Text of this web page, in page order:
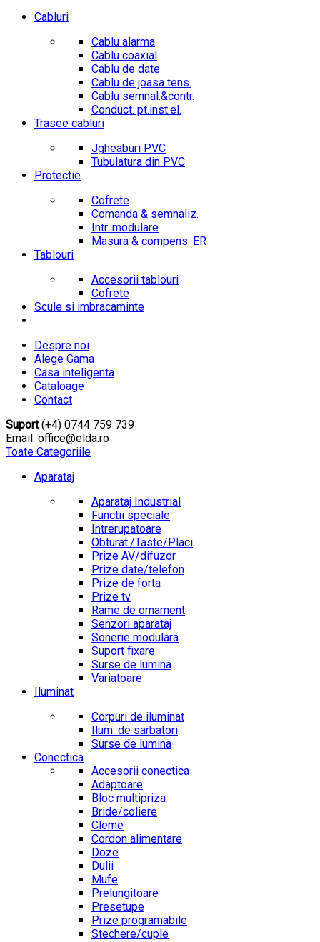
Cabluri
Cablu alarma
Cablu coaxial
Cablu de date
Cablu de joasa tens.
Cablu semnal.&contr.
Conduct. pt.inst.el.
Trasee cabluri
Jgheaburi PVC
Tubulatura din PVC
Protectie
Cofrete
Comanda & semnaliz.
Intr. modulare
Masura & compens. ER
Tablouri
Accesorii tablouri
Cofrete
Scule si imbracaminte
Despre noi
Alege Gama
Casa inteligenta
Cataloage
Contact
Suport(+4) 0744 759 739
Email: office@elda.ro
Toate Categoriile
Aparataj
Aparataj Industrial
Functii speciale
Intrerupatoare
Obturat./Taste/Placi
Prize AV/difuzor
Prize date/telefon
Prize de forta
Prize tv
Rame de ornament
Senzori aparataj
Sonerie modulara
Suport fixare
Surse de lumina
Variatoare
Iluminat
Corpuri de iluminat
Ilum. de sarbatori
Surse de lumina
Conectica
Accesorii conectica
Adaptoare
Bloc multipriza
Bride/coliere
Cleme
Cordon alimentare
Doze
Dulii
Mufe
Prelungitoare
Presetupe
Prize programabile
Stechere/cuple